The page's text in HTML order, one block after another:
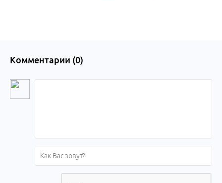
Комментарии (0)